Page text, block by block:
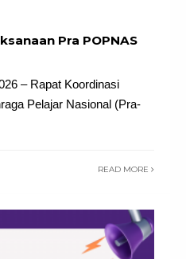
Pra POPNAS
– Rapat Koordinasi
Pelajar Nasional (Pra-
READ MORE